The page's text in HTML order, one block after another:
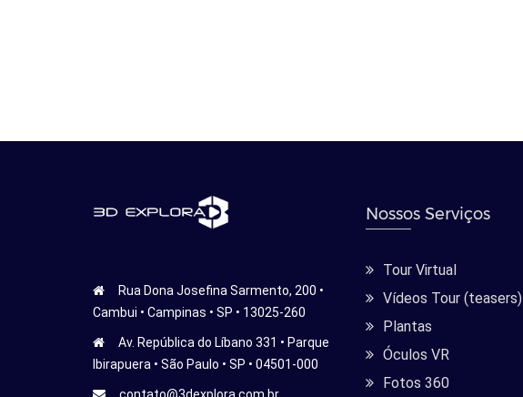
Rua Dona Josefina Sarmento, 200 •
Cambui • Campinas • SP • 13025-260
Av. República do Líbano 331 • Parque
Ibirapuera • São Paulo • SP • 04501-000
Nossos Serviços
Tour Virtual
Vídeos Tour (teasers)
Plantas
Óculos VR
Fotos 360